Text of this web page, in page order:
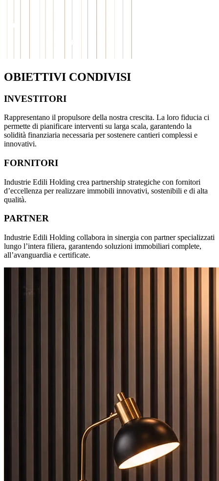
OBIETTIVI CONDIVISI
INVESTITORI
Rappresentano il propulsore della nostra crescita. La loro fiducia ci
permette di pianificare interventi su larga scala, garantendo la
solidità finanziaria necessaria per sostenere cantieri complessi e
innovativi.
FORNITORI
Industrie Edili Holding crea partnership strategiche con fornitori
d’eccellenza per realizzare immobili innovativi, sostenibili e di alta
qualità.
PARTNER
Industrie Edili Holding collabora in sinergia con partner specializzati
lungo l’intera filiera, garantendo soluzioni immobiliari complete,
all’avanguardia e certificate.